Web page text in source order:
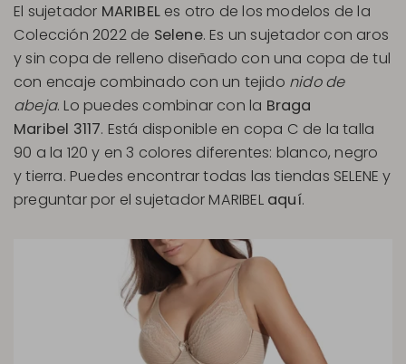
El sujetador MARIBEL es otro de los modelos de la
Colección 2022 de Selene. Es un sujetador con aros
y sin copa de relleno diseñado con una copa de tul
con encaje combinado con un tejido nido de
abeja. Lo puedes combinar con la Braga
Maribel 3117. Está disponible en copa C de la talla
90 a la 120 y en 3 colores diferentes: blanco, negro
y tierra. Puedes encontrar todas las tiendas SELENE y
preguntar por el sujetador MARIBEL aquí.